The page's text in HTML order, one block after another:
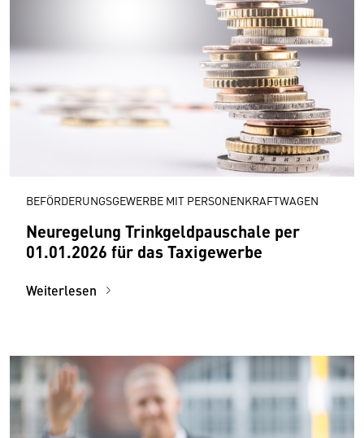
BEFÖRDERUNGSGEWERBE MIT PERSONENKRAFTWAGEN
Neuregelung Trinkgeldpauschale per
01.01.2026 für das Taxigewerbe
Weiterlesen